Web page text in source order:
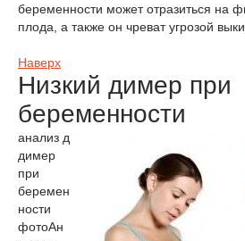
беременности может отразиться на
плода, а также он чреват угрозой
Наверх
Низкий димер при
беременности
анализ д
димер
при
беремен
ности
фотоАн